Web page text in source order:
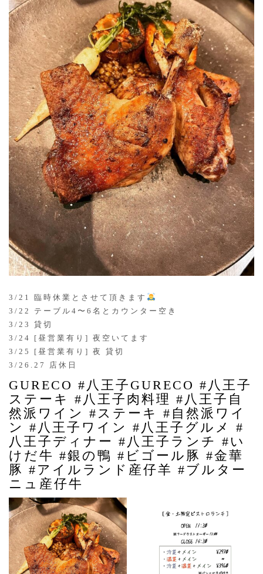
3/21 臨時休業とさせて頂きます
3/22 テーブル4〜6名とカウンター空き
3/23 貸切
3/24 [昼営業有り] 夜空いてます
3/25 [昼営業有り] 夜 貸切
3/26.27 店休日
GURECO #八王子GURECO #八王子
ステーキ #八王子肉料理 #八王子自
然派ワイン #ステーキ #自然派ワイ
ン #八王子ワイン #八王子グルメ #
八王子ディナー #八王子ランチ #い
けだ牛 #銀の鴨 #ビゴール豚 #金華
豚 #アイルランド産仔羊 #ブルター
ニュ産仔牛